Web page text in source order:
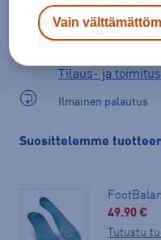
Tilaus- ja
Ilmainen palautus
Suosittelemme
49.90 €
Tutustu
Vain